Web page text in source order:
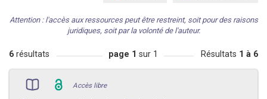
Attention : l'accès aux ressources peut être restreint, soit pour des raisons
juridiques, soit par la volonté de l'auteur.
6 résultats page 1 sur 1 Résultats 1 à 6
Accès libre